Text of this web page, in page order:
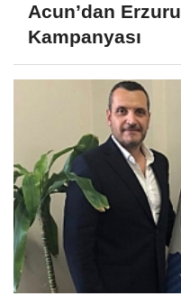
Acun’dan
Kampanyası